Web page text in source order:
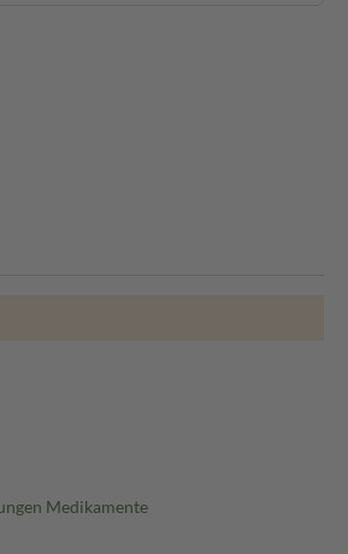
Medikamente